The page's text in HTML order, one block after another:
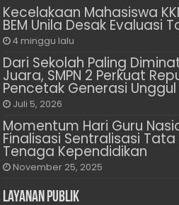
Kecelakaan Mahasiswa
BEM Unila Desak Evaluasi
4 minggu lalu
Dari Sekolah Paling
Juara, SMPN 2 Perkuat
Pencetak Generasi Unggul
Juli 5, 2026
Momentum Hari Guru
Finalisasi Sentralisasi
Tenaga Kependidikan
November 25, 2025
Layanan Publik